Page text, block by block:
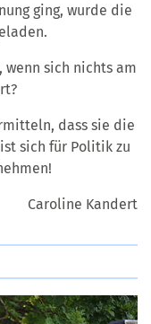
ging, wurde die
wenn sich nichts am
dass sie die
sich für Politik zu
​​​​​​​​​​Caroline Kandert